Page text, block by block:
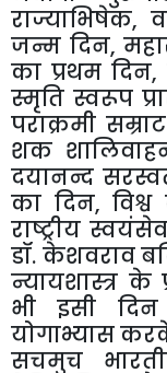
जन्म दिन,
का प्रथम दिन,
स्मृति स्वरूप
पराक्रमी
शक
दयानन्द
का दिन,
राष्ट्रीय
डॉ. केशवराव
न्यायशास्त्र के
भी इसी दिन
योगाभ्यास
सचमुच